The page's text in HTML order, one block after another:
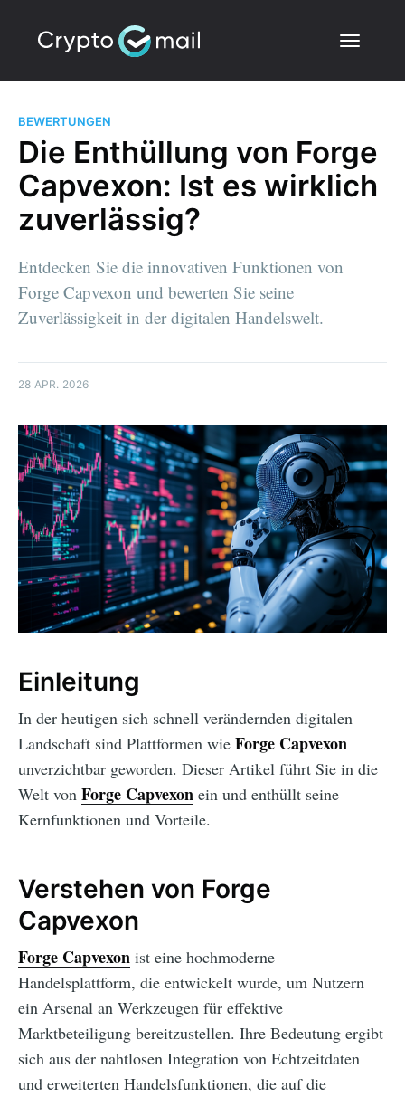
BEWERTUNGEN
Die Enthüllung von Forge
Capvexon: Ist es wirklich
zuverlässig?
Entdecken Sie die innovativen Funktionen von
Forge Capvexon und bewerten Sie seine
Zuverlässigkeit in der digitalen Handelswelt.
28 APR. 2026
Einleitung
In der heutigen sich schnell verändernden digitalen
Landschaft sind Plattformen wie Forge Capvexon
unverzichtbar geworden. Dieser Artikel führt Sie in die
Welt von Forge Capvexon ein und enthüllt seine
Kernfunktionen und Vorteile.
Verstehen von Forge
Capvexon
Forge Capvexon ist eine hochmoderne
Handelsplattform, die entwickelt wurde, um Nutzern
ein Arsenal an Werkzeugen für effektive
Marktbeteiligung bereitzustellen. Ihre Bedeutung ergibt
sich aus der nahtlosen Integration von Echtzeitdaten
und erweiterten Handelsfunktionen, die auf die